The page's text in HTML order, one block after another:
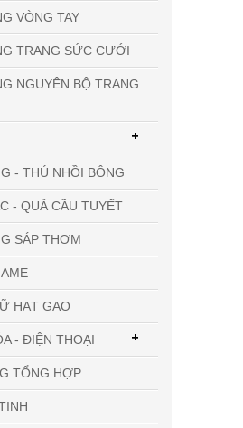
VÒNG TAY
TRANG SỨC CƯỚI
NGUYÊN BỘ TRANG
- THÚ NHỒI BÔNG
- QUẢ CẦU TUYẾT
SÁP THƠM
HẠT GẠO
- ĐIỆN THOẠI +
TỔNG HỢP
+